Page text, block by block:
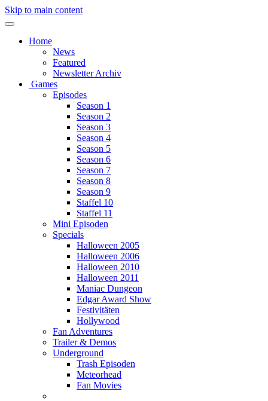
Skip to main content
Home
News
Featured
Newsletter Archiv
Games
Episodes
Season 1
Season 2
Season 3
Season 4
Season 5
Season 6
Season 7
Season 8
Season 9
Staffel 10
Staffel 11
Mini Episoden
Specials
Halloween 2005
Halloween 2006
Halloween 2010
Halloween 2011
Maniac Dungeon
Edgar Award Show
Festivitäten
Hollywood
Fan Adventures
Trailer & Demos
Underground
Trash Episoden
Meteorhead
Fan Movies